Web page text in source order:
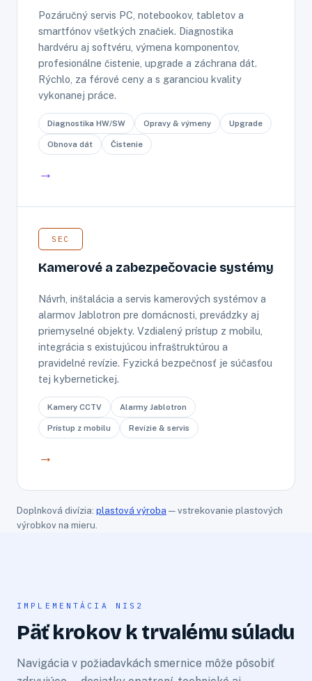
Pozáručný servis PC, notebookov, tabletov a
smartfónov všetkých značiek. Diagnostika
hardvéru aj softvéru, výmena komponentov,
profesionálne čistenie, upgrade a záchrana dát.
Rýchlo, za férové ceny a s garanciou kvality
vykonanej práce.
Diagnostika HW/SW Opravy & výmeny Upgrade
Obnova dát Čistenie
→
SEC
Kamerové a zabezpečovacie systémy
Návrh, inštalácia a servis kamerových systémov a
alarmov Jablotron pre domácnosti, prevádzky aj
priemyselné objekty. Vzdialený prístup z mobilu,
integrácia s existujúcou infraštruktúrou a
pravidelné revízie. Fyzická bezpečnosť je súčasťou
tej kybernetickej.
Kamery CCTV Alarmy Jablotron
Prístup z mobilu Revízie & servis
→
Doplnková divízia: plastová výroba — vstrekovanie plastových
výrobkov na mieru.
IMPLEMENTÁCIA NIS2
Päť krokov k trvalému súladu
Navigácia v požiadavkách smernice môže pôsobiť